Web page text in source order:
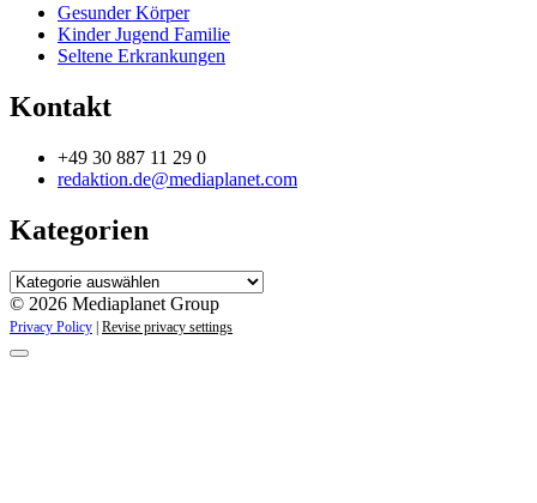
Gesunder Körper
Kinder Jugend Familie
Seltene Erkrankungen
Kontakt
+49 30 887 11 29 0
redaktion.de@mediaplanet.com
Kategorien
Kategorien
© 2026 Mediaplanet Group
Privacy Policy | Revise privacy settings